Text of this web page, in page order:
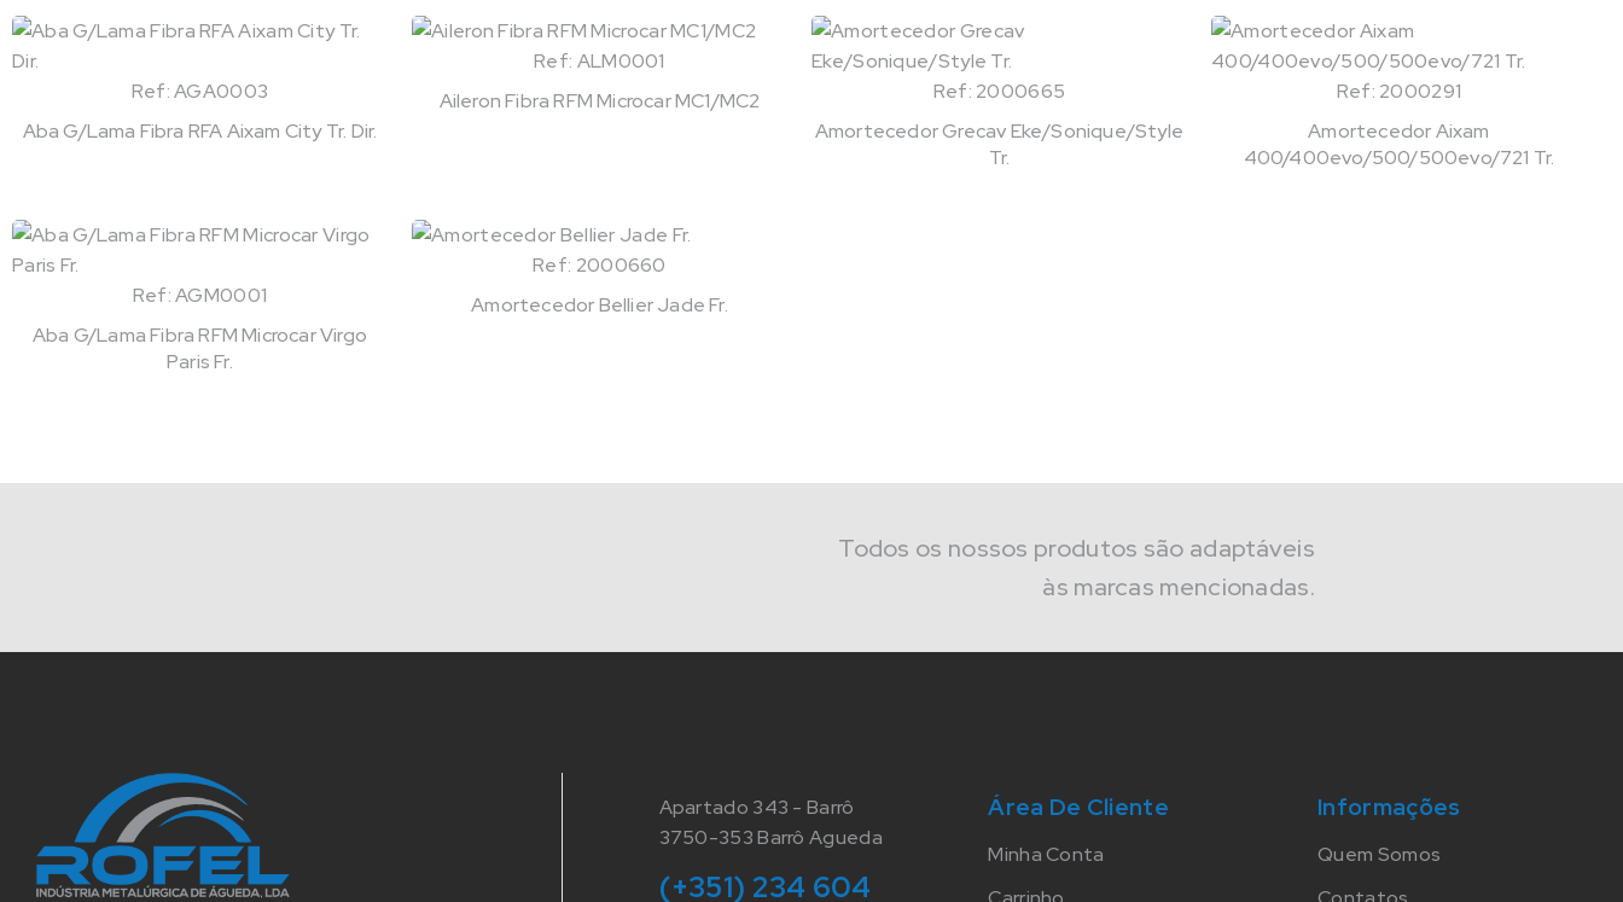
Ref: AGA0003
Aba G/Lama Fibra RFA Aixam City Tr. Dir.
Ref: ALM0001
Aileron Fibra RFM Microcar MC1/MC2
Ref: 2000665
Amortecedor Grecav Eke/Sonique/Style
Tr.
Ref: 2000291
Amortecedor Aixam
400/400evo/500/500evo/721 Tr.
Ref: AGM0001
Aba G/Lama Fibra RFM Microcar Virgo
Paris Fr.
Ref: 2000660
Amortecedor Bellier Jade Fr.
Todos os nossos produtos são adaptáveis
às marcas mencionadas.
Apartado 343 - Barrô
3750-353 Barrô Agueda
(+351) 234 604
Área De Cliente
Minha Conta
Informações
Quem Somos